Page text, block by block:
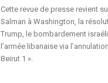
Cette revue de presse revient
Salman à Washington, la
Trump, le bombardement
l’armée libanaise via
Beirut 1 ».